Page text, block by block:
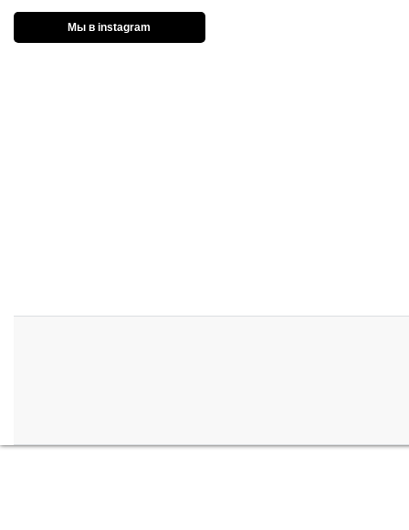
Мы в instagram